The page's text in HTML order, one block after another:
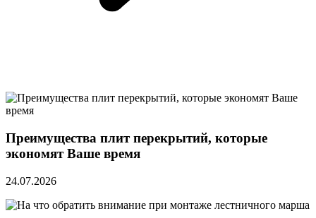
Преимущества плит перекрытий, которые
экономят Ваше время
24.07.2026